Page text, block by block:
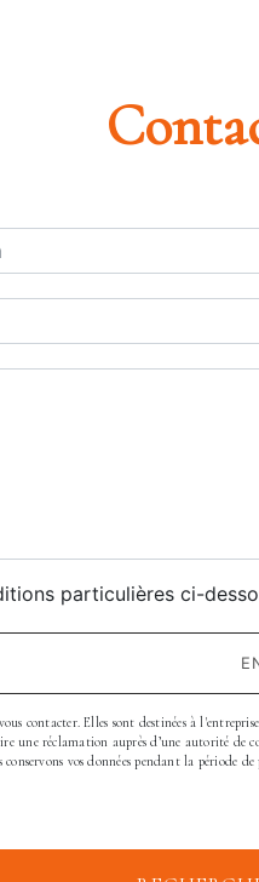
des
particulières ci-
vous contacter. Elles sont destinées à
réclamation auprès d’une autorité de
vos données pendant la période